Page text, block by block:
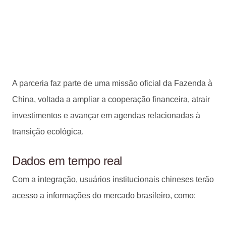
A parceria faz parte de uma missão oficial da Fazenda à
China, voltada a ampliar a cooperação financeira, atrair
investimentos e avançar em agendas relacionadas à
transição ecológica.
Dados em tempo real
Com a integração, usuários institucionais chineses terão
acesso a informações do mercado brasileiro, como: